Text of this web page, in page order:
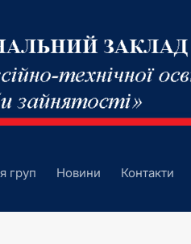
груп Новини Контакти